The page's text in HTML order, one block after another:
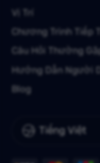
Tiếng Việt
Vị Trí
Chương Trình Tiếp
Câu Hỏi Thường
Hướng Dẫn Người
Blog